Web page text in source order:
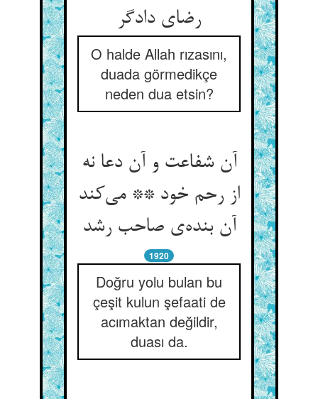
رضای دادگر
O halde Allah rızasını,
duada görmedikçe
neden dua etsin?
آن شفاعت و آن دعا نه
از رحم خود ** می‌کند
آن بنده‌ی صاحب رشد
1920
Doğru yolu bulan bu
çeşit kulun şefaati de
acımaktan değildir,
duası da.